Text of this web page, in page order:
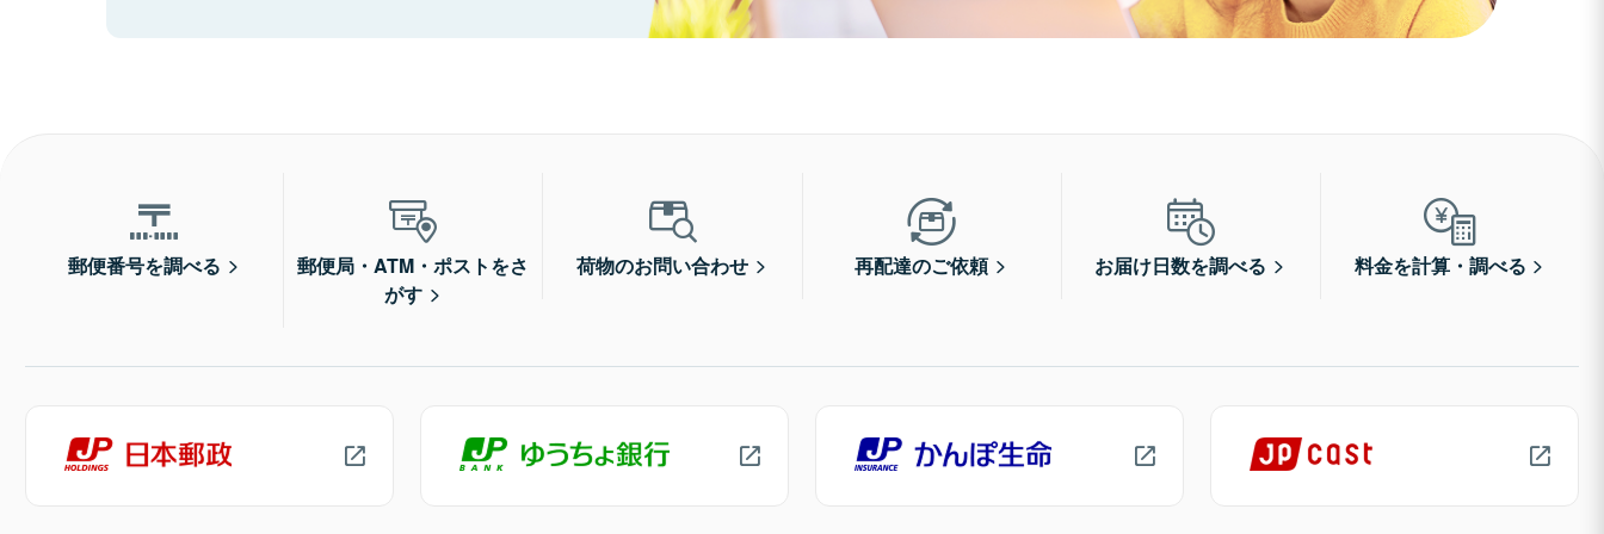
郵便番号を調べる
郵便局・ATM・ポストをさ
がす
荷物のお問い合わせ 再配達のご依頼 お届け日数を調べる 料金を計算・調べる